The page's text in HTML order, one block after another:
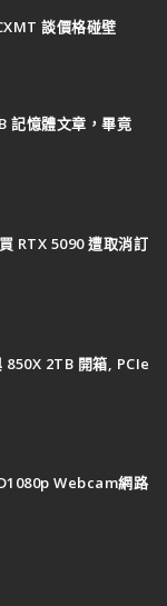
談價格碰壁
記憶體文章，畢竟
RTX 5090 遭取消訂
2TB 開箱, PCIe
Webcam網路